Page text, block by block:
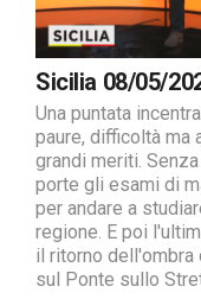
Sicilia 08/05/
Una puntata
paure, difficoltà ma
grandi meriti.
porte gli esami di
per andare a
regione. E poi
il ritorno dell'ombra
sul Ponte sullo